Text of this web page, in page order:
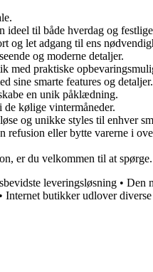
til både hverdag og
og let adgang til ens
og moderne detaljer.
med praktiske
sine smarte features og detaljer.
en unik påklædning.
kølige vintermåneder.
og unikke styles til enhver
eller bytte varerne i
er du velkommen til at spørge.
leveringsløsning • Den
• Internet butikker udlover